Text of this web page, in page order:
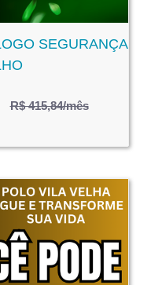
SEGURANÇA
R$ 415,84/mês